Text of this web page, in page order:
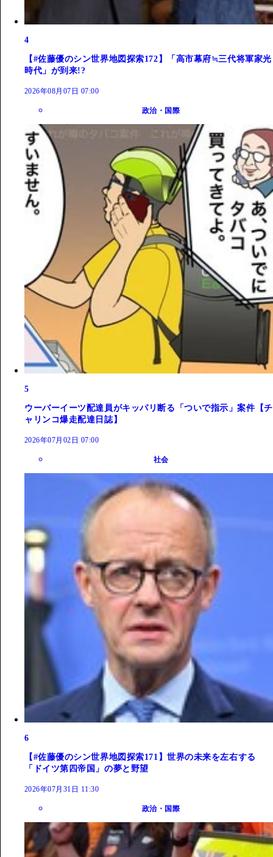
4
【#佐藤優のシン世界地図探索172】「高市幕府≒三代将軍家光
時代」が到来!?
2026年08月07日 07:00
政治・国際
5
ウーバーイーツ配達員がキッパリ断る「ついで指示」案件【チ
ャリンコ爆走配達日誌】
2026年07月02日 07:00
社会
6
【#佐藤優のシン世界地図探索171】世界の未来を左右する
「ドイツ第四帝国」の夢と野望
2026年07月31日 11:30
政治・国際